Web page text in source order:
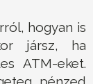
hogyan is
jársz, ha
ATM-eket.
pénzed